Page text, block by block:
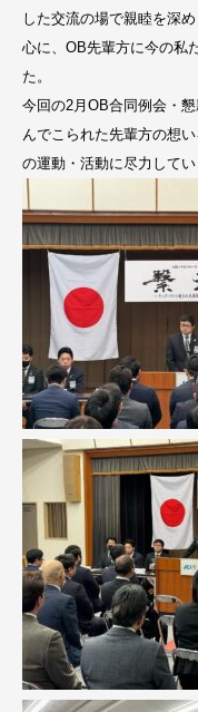
した交流の場で親睦を深
心に、OB先輩方に今の私
た。
今回の2月OB合同例会・
んでこられた先輩方の想
の運動・活動に尽力してい